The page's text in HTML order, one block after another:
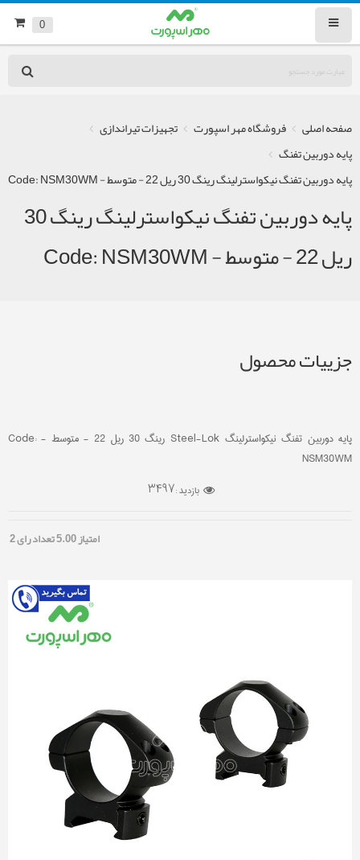
0
صفحه اصلی فروشگاه مهر اسپورت
تجهیزات تیراندازی
پایه دوربین تفنگ
پایه دوربین تفنگ نیکواسترلینگ رینگ 30 ریل 22 - متوسط - Code: NSM30WM
پایه دوربین تفنگ نیکواسترلینگ رینگ 30
ریل 22 - متوسط - Code: NSM30WM
جزییات محصول
پایه دوربین تفنگ نیکواسترلینگ Steel-Lok رینگ 30 ریل 22 - متوسط - Code:
NSM30WM
بازدید :3497
امتیاز5.00تعداد رای2